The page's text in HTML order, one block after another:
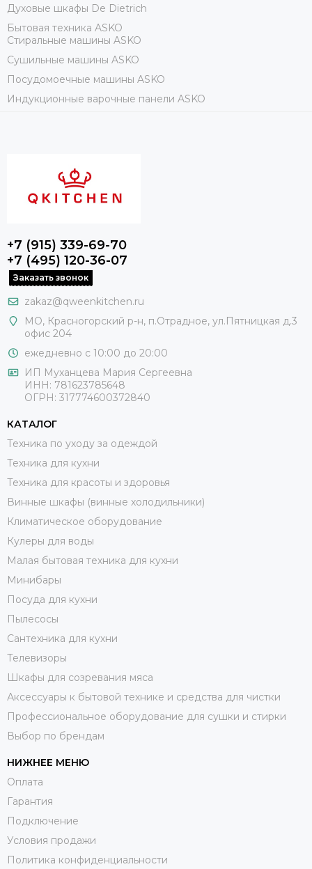
Духовые шкафы De Dietrich
Бытовая техника ASKO
Стиральные машины ASKO
Сушильные машины ASKO
Посудомоечные машины ASKO
Индукционные варочные панели ASKO
+7 (915) 339-69-70
+7 (495) 120-36-07
Заказать звонок
zakaz@qweenkitchen.ru
МО, Красногорский р-н, п.Отрадное, ул.Пятницкая д.3
офис 204
ежедневно с 10:00 до 20:00
ИП Муханцева Мария Сергеевна
ИНН: 781623785648
ОГРН: 317774600372840
КАТАЛОГ
Техника по уходу за одеждой
Техника для кухни
Техника для красоты и здоровья
Винные шкафы (винные холодильники)
Климатическое оборудование
Кулеры для воды
Малая бытовая техника для кухни
Минибары
Посуда для кухни
Пылесосы
Сантехника для кухни
Телевизоры
Шкафы для созревания мяса
Аксессуары к бытовой технике и средства для чистки
Профессиональное оборудование для сушки и стирки
Выбор по брендам
НИЖНЕЕ МЕНЮ
Оплата
Гарантия
Подключение
Условия продажи
Политика конфиденциальности